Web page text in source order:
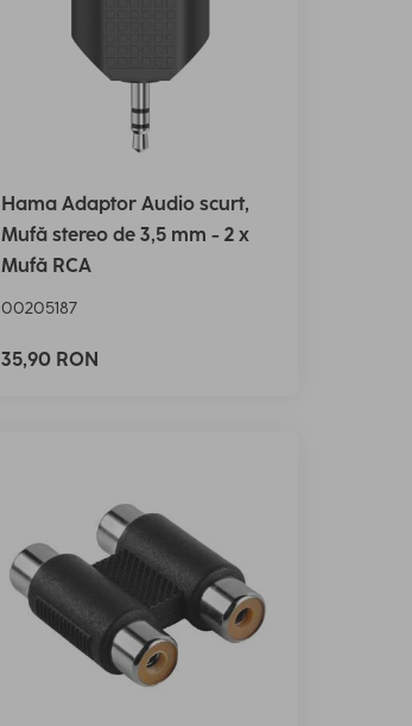
Hama Adaptor Audio scurt,
Mufă stereo de 3,5 mm - 2 x
Mufă RCA
00205187
35,90 RON